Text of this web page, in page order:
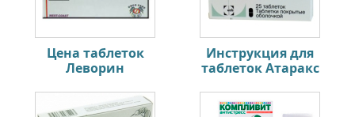
Цена таблеток
Леворин
Инструкция для
таблеток Атаракс